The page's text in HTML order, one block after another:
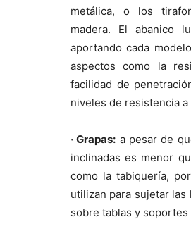
metálica, o los
madera. El abanico
aportando cada
aspectos como la
facilidad de
niveles de resistencia
· Grapas: a pesar de
inclinadas es menor
como la tabiquería,
utilizan para sujetar las
sobre tablas y soportes